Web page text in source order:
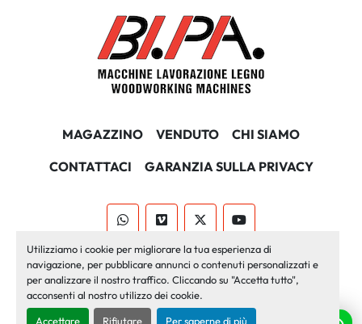
Utilizziamo i cookie per migliorare la tua esperienza di
navigazione, per pubblicare annunci o contenuti personalizzati e
per analizzare il nostro traffico. Cliccando su "Accetta tutto",
acconsenti al nostro utilizzo dei cookie.
Accettare Rifiutare Per saperne di più
MAGAZZINO VENDUTO
CHI SIAMO
CONTATTACI
GARANZIA SULLA PRIVACY
whatsappvimeo twitteryoutube
Machinio Systemsito web diMachinio
Personalizza le preferenze sui Cookies